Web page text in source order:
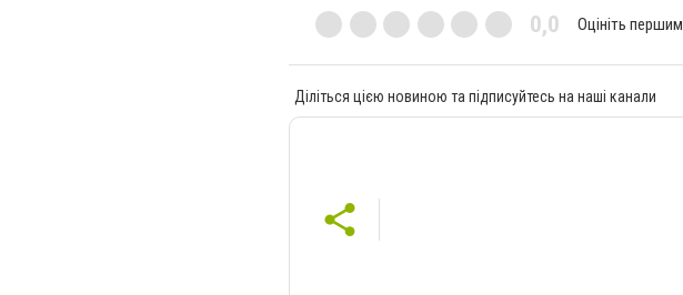
0,0 Оцініть першим
Діліться цією новиною та підписуйтесь на наші канали